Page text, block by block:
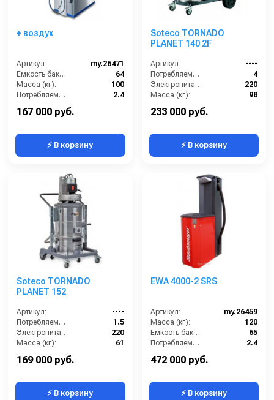
+ воздух
Артикул:
my.26471
Емкость бака для мусора (л):
64
Масса (кг):
100
Потребляемая мощность (кВт):
2.4
167 000 руб.
⚡ В корзину
Soteco TORNADO
PLANET 140 2F
Артикул:
----
Потребляемая мощность (кВт):
4
Электропитание (В):
220
Масса (кг):
98
233 000 руб.
⚡ В корзину
Soteco TORNADO
PLANET 152
Артикул:
----
Потребляемая мощность (кВт):
1.5
Электропитание (В):
220
Масса (кг):
61
169 000 руб.
⚡ В корзину
EWA 4000-2 SRS
Артикул:
my.26459
Масса (кг):
120
Емкость бака для мусора (л):
65
Потребляемая мощность (кВт):
2.4
472 000 руб.
⚡ В корзину